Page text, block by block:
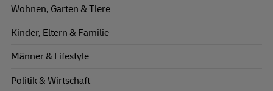
Wohnen, Garten & Tiere
Kinder, Eltern & Familie
Männer & Lifestyle
Politik & Wirtschaft